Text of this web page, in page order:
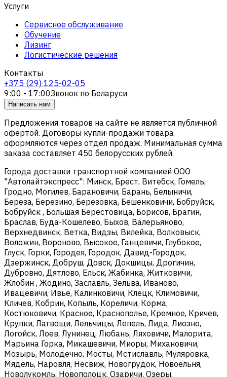
Услуги
Сервисное обслуживание
Обучение
Лизинг
Логистические решения
Контакты
+375 (29) 125-02-05
9:00 - 17:00Звонок по Беларуси
Написать нам
Предложения товаров на сайте не является публичной
офертой. Договоры купли-продажи товара
оформляются через отдел продаж. Минимальная сумма
заказа составляет 450 белорусских рублей.
Города доставки транспортной компанией ООО
"Автолайтэкспресс": Минск, Брест, Витебск, Гомель,
Гродно, Могилев, Барановичи, Барань, Белыничи,
Береза, Березино, Березовка, Бешенковичи, Бобруйск,
Бобруйск , Большая Берестовица, Борисов, Брагин,
Браслав, Буда-Кошелево, Быхов, Валерьяново,
Верхнедвинск, Ветка, Видзы, Вилейка, Волковыск,
Воложин, Вороново, Высокое, Ганцевичи, Глубокое,
Глуск, Горки, Городея, Городок, Давид-Городок,
Дзержинск, Добруш, Довск, Докшицы, Дрогичин,
Дубровно, Дятлово, Ельск, Жабинка, Житковичи,
Жлобин , Жодино, Заславль, Зельва, Иваново,
Ивацевичи, Ивье, Калинковичи, Клецк, Климовичи,
Кличев, Кобрин, Копыль, Кореличи, Корма,
Костюковичи, Красное, Краснополье, Кремное, Кричев,
Крупки, Лагвощи, Лельчицы, Лепель, Лида, Лиозно,
Логойск, Лоев, Лунинец, Любань, Ляховичи, Малорита,
Марьина Горка, Микашевичи, Миоры, Михановичи,
Мозырь, Молодечно, Мосты, Мстиславль, Муляровка,
Мядель, Наровля, Несвиж, Новогрудок, Новоельня,
Новолукомль, Новополоцк, Озаричи, Озеры,